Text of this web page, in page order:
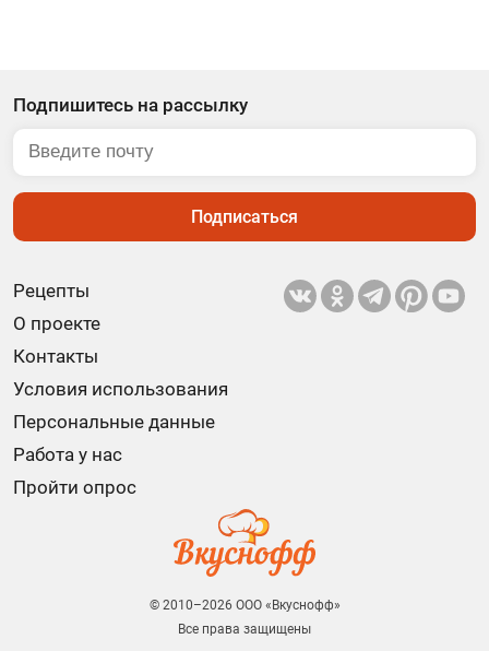
Рецепты
О проекте
Контакты
Условия использования
Персональные данные
Работа у нас
Пройти опрос
Подпишитесь на рассылку
Подписаться
© 2010–2026 ООО «Вкуснофф»
Все права защищены